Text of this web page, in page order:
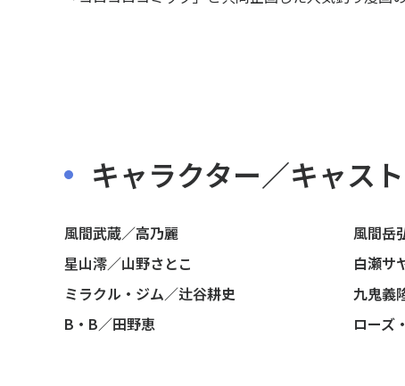
キャラクター／キャスト
風間武蔵／高乃麗 風間岳
星山澪／山野さとこ
白瀬サ
ミラクル・ジム／辻谷耕史
九鬼義
B・B／田野恵
ローズ